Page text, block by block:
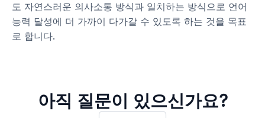
도 자연스러운 의사소통 방식과 일치하는 방식으로 언어
능력 달성에 더 가까이 다가갈 수 있도록 하는 것을 목표
로 합니다.
아직 질문이 있으신가요?